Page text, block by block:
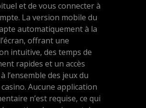
et de vous connecter à
La version mobile du
automatiquement à la
offrant une
intuitive, des temps de
rapides et un accès
l’ensemble des jeux du
Aucune application
n’est requise, ce qui